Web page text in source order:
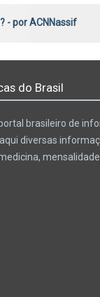
- por ACNNassif
do Brasil
brasileiro de
diversas